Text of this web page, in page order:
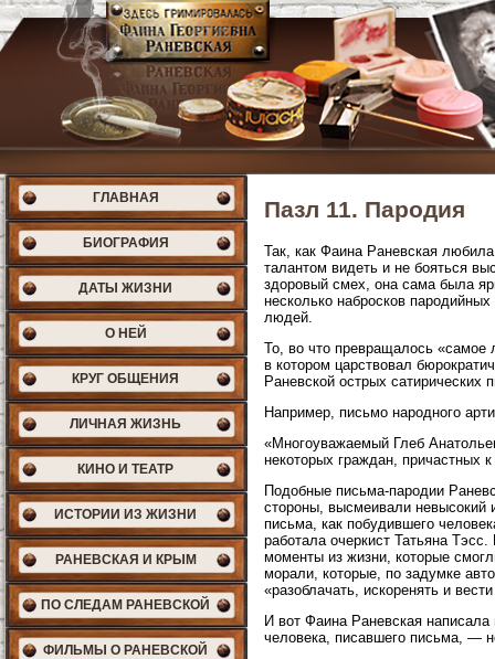
ГЛАВНАЯ
БИОГРАФИЯ
ДАТЫ ЖИЗНИ
О НЕЙ
КРУГ ОБЩЕНИЯ
ЛИЧНАЯ ЖИЗНЬ
КИНО И ТЕАТР
ИСТОРИИ ИЗ ЖИЗНИ
РАНЕВСКАЯ И КРЫМ
ПО СЛЕДАМ РАНЕВСКОЙ
ФИЛЬМЫ О РАНЕВСКОЙ
Пазл 11. Пародия
Так, как Фаина Раневская
талантом видеть и не бояться
здоровый смех, она сама была
несколько набросков
людей.
То, во что превращалось «самое
в котором царствовал
Раневской острых
Например, письмо народного
«Многоуважаемый Глеб
некоторых граждан, причастных
Подобные письма-пародии
стороны, высмеивали невысокий
письма, как побудившего
работала очеркист Татьяна
моменты из жизни, которые
морали, которые, по задумке
«разоблачать, искоренять и
И вот Фаина Раневская
человека, писавшего письма, —